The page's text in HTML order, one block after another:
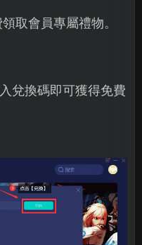
取會員專屬禮物。
兌換碼即可獲得免費